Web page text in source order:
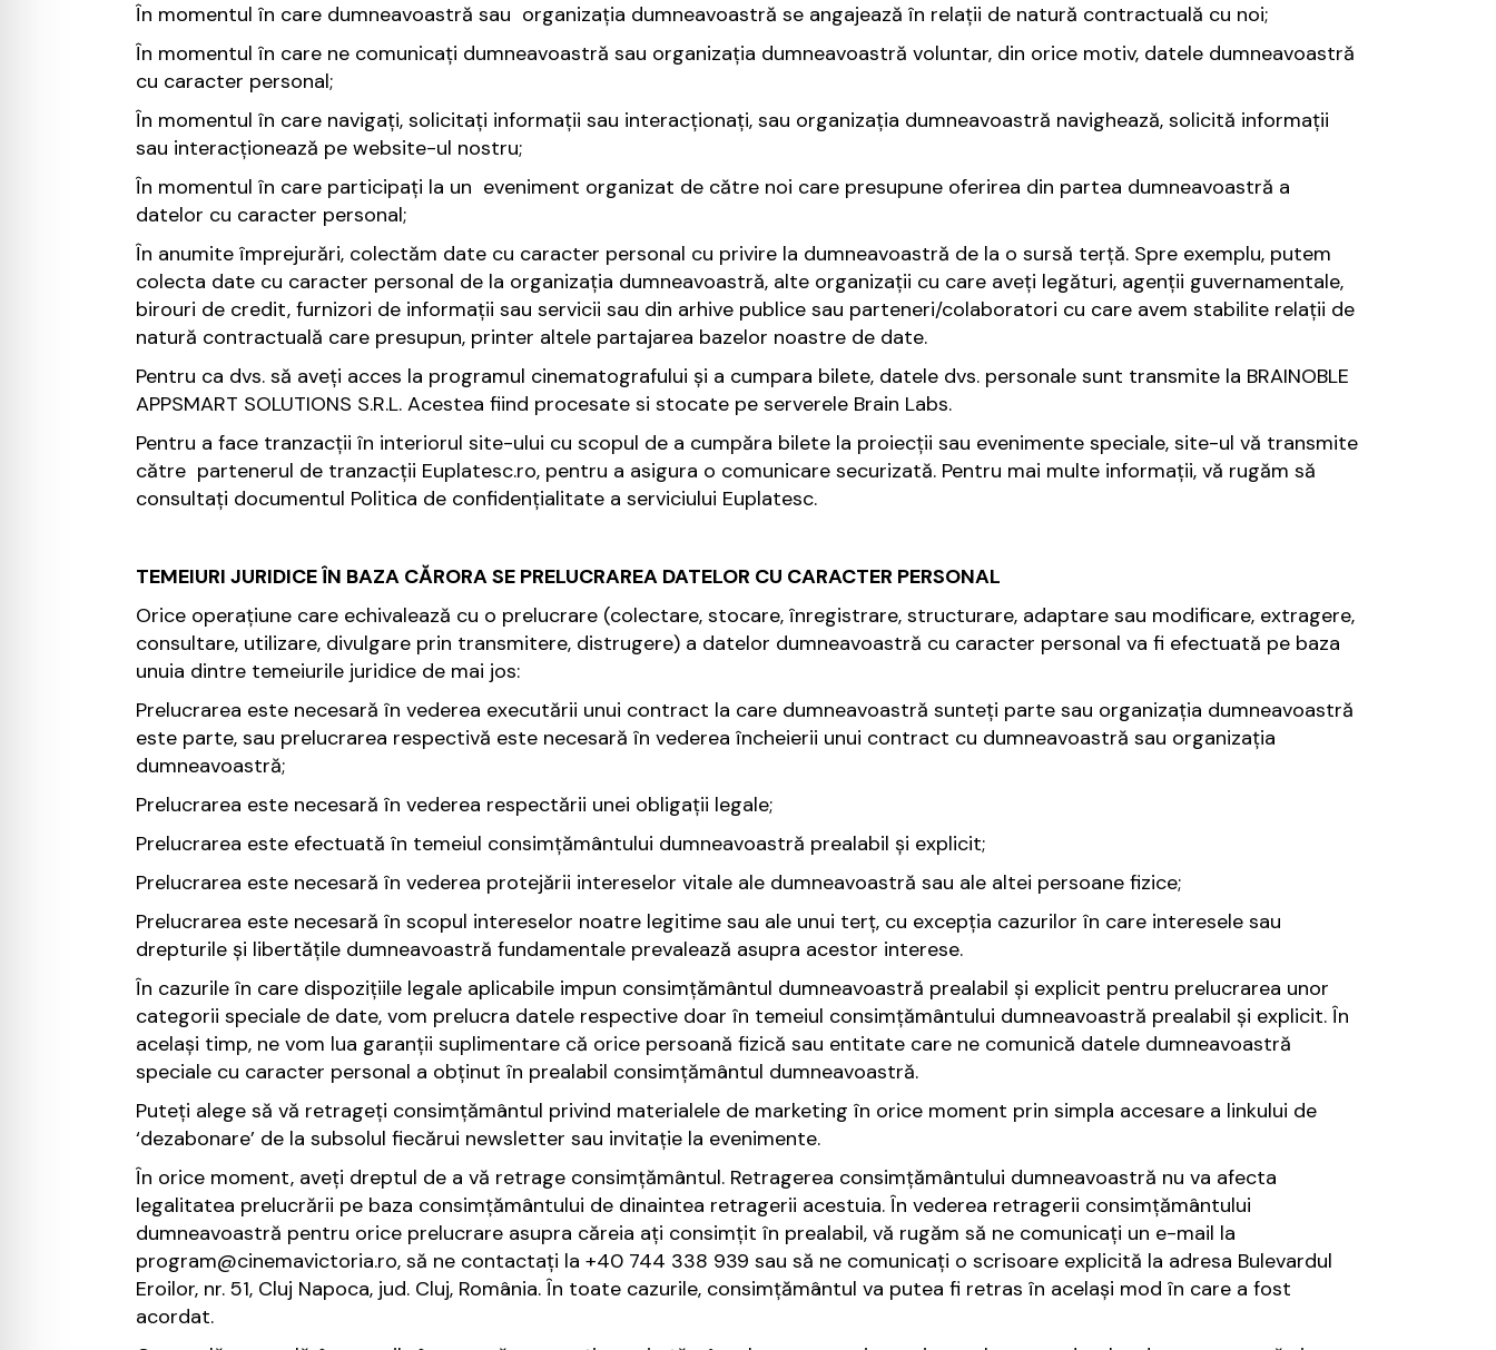
În momentul în care dumneavoastră sau organizația dumneavoastră se angajează în relații de natură contractuală cu noi;
În momentul în care ne comunicați dumneavoastră sau organizația dumneavoastră voluntar, din orice motiv, datele dumneavoastră
cu caracter personal;
În momentul în care navigați, solicitați informații sau interacționați, sau organizația dumneavoastră navighează, solicită informații
sau interacționează pe website-ul nostru;
În momentul în care participați la un eveniment organizat de către noi care presupune oferirea din partea dumneavoastră a
datelor cu caracter personal;
În anumite împrejurări, colectăm date cu caracter personal cu privire la dumneavoastră de la o sursă terță. Spre exemplu, putem
colecta date cu caracter personal de la organizația dumneavoastră, alte organizații cu care aveți legături, agenții guvernamentale,
birouri de credit, furnizori de informații sau servicii sau din arhive publice sau parteneri/colaboratori cu care avem stabilite relații de
natură contractuală care presupun, printer altele partajarea bazelor noastre de date.
Pentru ca dvs. să aveți acces la programul cinematografului și a cumpara bilete, datele dvs. personale sunt transmite la BRAINOBLE
APPSMART SOLUTIONS S.R.L. Acestea fiind procesate si stocate pe serverele Brain Labs.
Pentru a face tranzacții în interiorul site-ului cu scopul de a cumpăra bilete la proiecții sau evenimente speciale, site-ul vă transmite
către partenerul de tranzacții Euplatesc.ro, pentru a asigura o comunicare securizată. Pentru mai multe informații, vă rugăm să
consultați documentul Politica de confidențialitate a serviciului Euplatesc.
TEMEIURI JURIDICE ÎN BAZA CĂRORA SE PRELUCRAREA DATELOR CU CARACTER PERSONAL
Orice operațiune care echivalează cu o prelucrare (colectare, stocare, înregistrare, structurare, adaptare sau modificare, extragere,
consultare, utilizare, divulgare prin transmitere, distrugere) a datelor dumneavoastră cu caracter personal va fi efectuată pe baza
unuia dintre temeiurile juridice de mai jos:
Prelucrarea este necesară în vederea executării unui contract la care dumneavoastră sunteți parte sau organizația dumneavoastră
este parte, sau prelucrarea respectivă este necesară în vederea încheierii unui contract cu dumneavoastră sau organizația
dumneavoastră;
Prelucrarea este necesară în vederea respectării unei obligații legale;
Prelucrarea este efectuată în temeiul consimțământului dumneavoastră prealabil și explicit;
Prelucrarea este necesară în vederea protejării intereselor vitale ale dumneavoastră sau ale altei persoane fizice;
Prelucrarea este necesară în scopul intereselor noatre legitime sau ale unui terț, cu excepția cazurilor în care interesele sau
drepturile și libertățile dumneavoastră fundamentale prevalează asupra acestor interese.
În cazurile în care dispozițiile legale aplicabile impun consimțământul dumneavoastră prealabil și explicit pentru prelucrarea unor
categorii speciale de date, vom prelucra datele respective doar în temeiul consimțământului dumneavoastră prealabil și explicit. În
același timp, ne vom lua garanții suplimentare că orice persoană fizică sau entitate care ne comunică datele dumneavoastră
speciale cu caracter personal a obținut în prealabil consimțământul dumneavoastră.
Puteți alege să vă retrageți consimțământul privind materialele de marketing în orice moment prin simpla accesare a linkului de
‘dezabonare’ de la subsolul fiecărui newsletter sau invitație la evenimente.
În orice moment, aveți dreptul de a vă retrage consimțământul. Retragerea consimțământului dumneavoastră nu va afecta
legalitatea prelucrării pe baza consimțământului de dinaintea retragerii acestuia. În vederea retragerii consimțământului
dumneavoastră pentru orice prelucrare asupra căreia ați consimțit în prealabil, vă rugăm să ne comunicați un e-mail la
program@cinemavictoria.ro, să ne contactați la +40 744 338 939 sau să ne comunicați o scrisoare explicită la adresa Bulevardul
Eroilor, nr. 51, Cluj Napoca, jud. Cluj, România. În toate cazurile, consimțământul va putea fi retras în același mod în care a fost
acordat.